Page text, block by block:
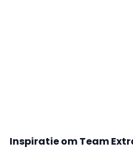
Inspiratie om Team